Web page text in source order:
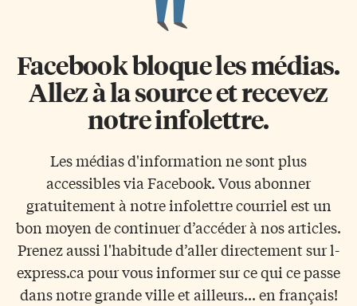
Facebook bloque les médias.
Allez à la source et recevez
notre infolettre.
Les médias d'information ne sont plus
accessibles via Facebook. Vous abonner
gratuitement à notre infolettre courriel est un
bon moyen de continuer d’accéder à nos articles.
Prenez aussi l'habitude d’aller directement sur l-
express.ca pour vous informer sur ce qui ce passe
dans notre grande ville et ailleurs... en français!